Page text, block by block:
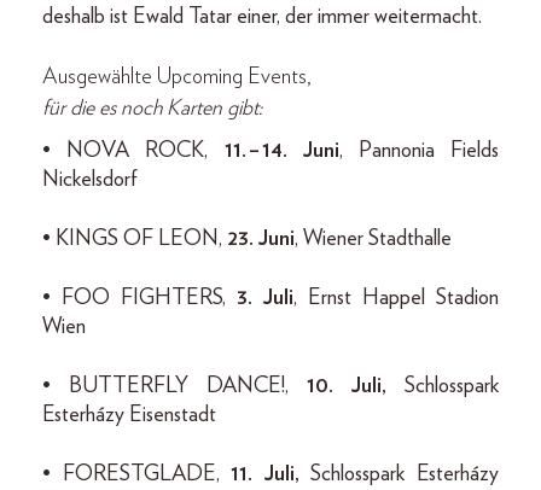
deshalb ist Ewald Tatar einer, der immer weitermacht.
Ausgewählte Upcoming Events,
für die es noch Karten gibt:
• NOVA ROCK, 11. – 14. Juni, Pannonia Fields
Nickelsdorf
• KINGS OF LEON, 23. Juni, Wiener Stadthalle
• FOO FIGHTERS, 3. Juli, Ernst Happel Stadion
Wien
• BUTTERFLY DANCE!, 10. Juli, Schlosspark
Esterházy Eisenstadt
• FORESTGLADE,11. Juli, Schlosspark Esterházy